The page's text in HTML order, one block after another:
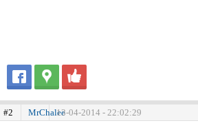
#2 MrChalee13-04-2014 - 22:02:29